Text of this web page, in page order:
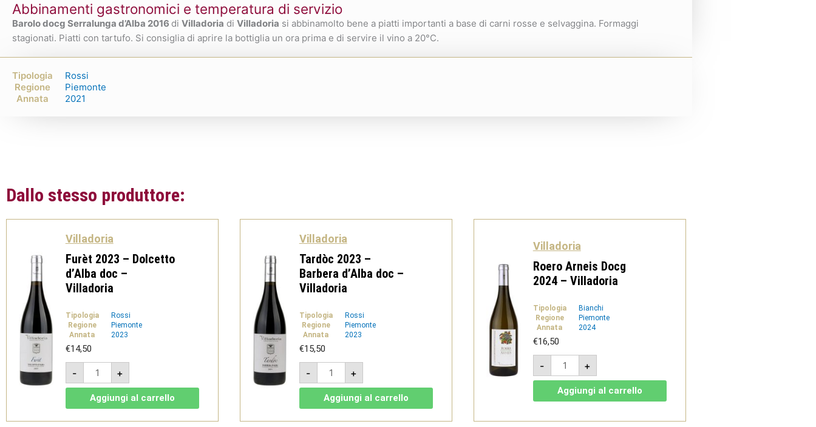
Abbinamenti gastronomici e temperatura di servizio
Barolo docg Serralunga d’Alba 2016 di Villadoria di Villadoria si abbinamolto bene a piatti importanti a base di carni rosse e selvaggina. Formaggi
stagionati. Piatti con tartufo. Si consiglia di aprire la bottiglia un ora prima e di servire il vino a 20°C.
Tipologia
Rossi
Regione
Piemonte
Annata
2021
Dallo stesso produttore:
Villadoria
Furèt 2023 – Dolcetto
d’Alba doc –
Villadoria
Tipologia
Rossi
Regione
Piemonte
Annata
2023
€14,50
-
Furèt
2023
-
Dolcetto
d'Alba
doc
-
+
Aggiungi al carrello
Villadoria
Tardòc 2023 –
Barbera d’Alba doc –
Villadoria
Tipologia
Rossi
Regione
Piemonte
Annata
2023
€15,50
-
Tardòc
2023
-
Barbera
d'Alba
doc
-
+
Aggiungi al carrello
Villadoria
Roero Arneis Docg
2024 – Villadoria
Tipologia
Bianchi
Regione
Piemonte
Annata
2024
€16,50
-
Roero
Arneis
Docg
2024
Villadoria
+
Aggiungi al carrello